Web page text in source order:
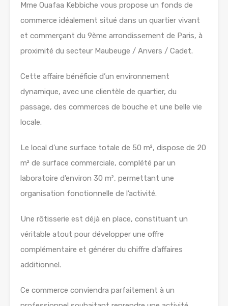
Mme Ouafaa Kebbiche vous propose un fonds de
commerce idéalement situé dans un quartier vivant
et commerçant du 9ème arrondissement de Paris, à
proximité du secteur Maubeuge / Anvers / Cadet.
Cette affaire bénéficie d’un environnement
dynamique, avec une clientèle de quartier, du
passage, des commerces de bouche et une belle vie
locale.
Le local d’une surface totale de 50 m², dispose de 20
m² de surface commerciale, complété par un
laboratoire d’environ 30 m², permettant une
organisation fonctionnelle de l’activité.
Une rôtisserie est déjà en place, constituant un
véritable atout pour développer une offre
complémentaire et générer du chiffre d’affaires
additionnel.
Ce commerce conviendra parfaitement à un